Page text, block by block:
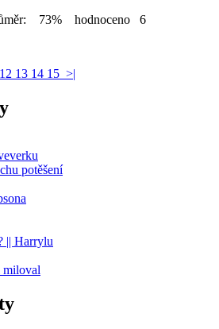
73% hodnoceno 6
12 13 14 15 >|
potěšení
|| Harrylu
miloval